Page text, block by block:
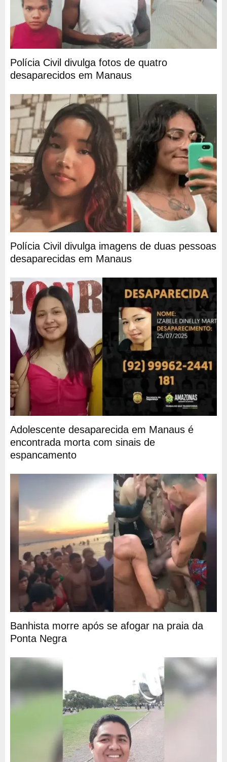
Polícia Civil divulga fotos de quatro
desaparecidos em Manaus
Polícia Civil divulga imagens de duas pessoas
desaparecidas em Manaus
Adolescente desaparecida em Manaus é
encontrada morta com sinais de
espancamento
Banhista morre após se afogar na praia da
Ponta Negra